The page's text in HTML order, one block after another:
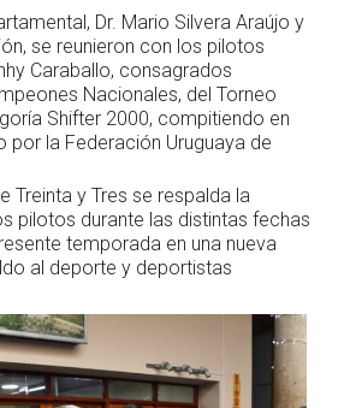
Dr. Mario Silvera Araújo y
se reunieron con los pilotos
Caraballo, consagrados
Nacionales, del Torneo
Shifter 2000, compitiendo en
por la Federación Uruguaya de
Treinta y Tres se respalda la
pilotos durante las distintas fechas
temporada en una nueva
al deporte y deportistas